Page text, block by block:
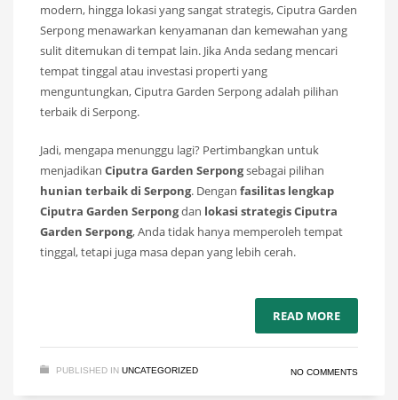
modern, hingga lokasi yang sangat strategis, Ciputra Garden
Serpong menawarkan kenyamanan dan kemewahan yang
sulit ditemukan di tempat lain. Jika Anda sedang mencari
tempat tinggal atau investasi properti yang
menguntungkan, Ciputra Garden Serpong adalah pilihan
terbaik di Serpong.
Jadi, mengapa menunggu lagi? Pertimbangkan untuk
menjadikan Ciputra Garden Serpongsebagai pilihan
hunian terbaik di Serpong. Dengan fasilitas lengkap
Ciputra Garden Serpongdan lokasi strategis Ciputra
Garden Serpong, Anda tidak hanya memperoleh tempat
tinggal, tetapi juga masa depan yang lebih cerah.
READ MORE
PUBLISHED IN UNCATEGORIZED NO COMMENTS